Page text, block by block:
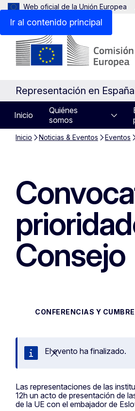
Ir al contenido principal
Web oficial de la Unión Europea
Representación en España
Inicio
Quiénes
somos
Inicio Noticias & Eventos Eventos
Consejo
CONFERENCIAS Y
Cerrar
El evento ha finalizado.
Las representaciones de las
12h un acto de presentación de
de la UE con el embajador de